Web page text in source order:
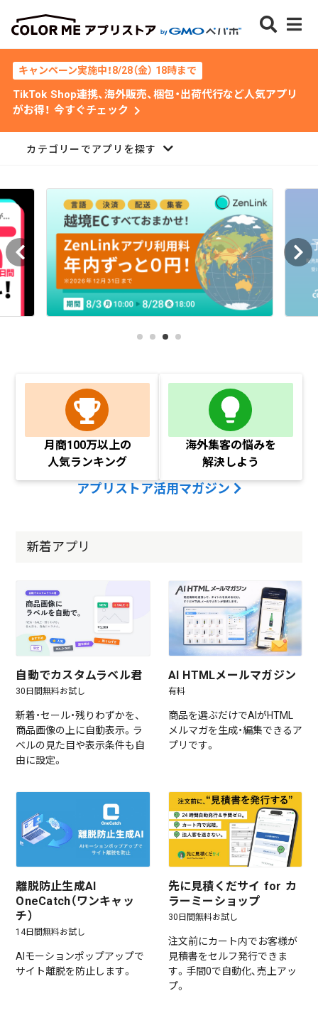
キャンペーン実施中！8/28（金） 18時まで
TikTok Shop連携、海外販売、梱包・出荷代行など人気アプリ
がお得！ 今すぐチェック chevron_right
カテゴリーでアプリを探す
月商100万以上の
人気ランキング
海外集客の悩みを
解決しよう
アプリストア活用マガジン
新着アプリ
自動でカスタムラベル君
30日間無料お試し
新着・セール・残りわずかを、
商品画像の上に自動表示。ラ
ベルの見た目や表示条件も自
由に設定。
AI HTMLメールマガジン
有料
商品を選ぶだけでAIがHTML
メルマガを生成・編集できるア
プリです。
離脱防止生成AI
OneCatch（ワンキャッ
チ）
14日間無料お試し
AIモーションポップアップで
サイト離脱を防止します。
先に見積くだサイ for カ
ラーミーショップ
30日間無料お試し
注文前にカート内でお客様が
見積書をセルフ発行できま
す。手間0で自動化、売上アッ
プ。